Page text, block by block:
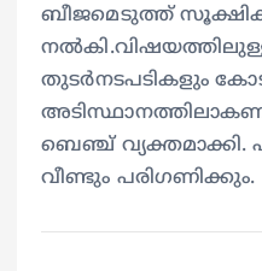
ബീജമെടുത്ത്
തുടർനടപടികളും
ബെഞ്ച് വ്യക്തമാക്കി.
വീണ്ടും പരിഗണിക്കും.